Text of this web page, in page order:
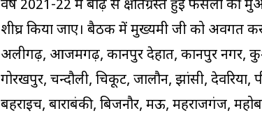
वर्ष 2021-22 में बाढ़ से क्षतिग्रस्त हुई फसलों की
शीघ्र किया जाए। बैठक में मुख्यमंत्री जी को अवगत
अलीगढ़, आजमगढ़, कानपुर देहात, कानपुर नगर,
गोरखपुर, चन्दौली, चित्रकूट, जालौन, झांसी,
बहराइच, बाराबंकी, बिजनौर, मऊ, महराजगंज,